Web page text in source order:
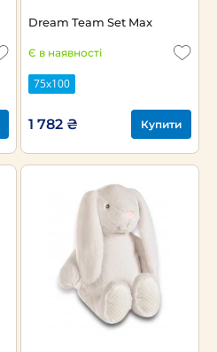
Dream Team Set Max
Є в наявності
75х100
1 782 ₴ Купити